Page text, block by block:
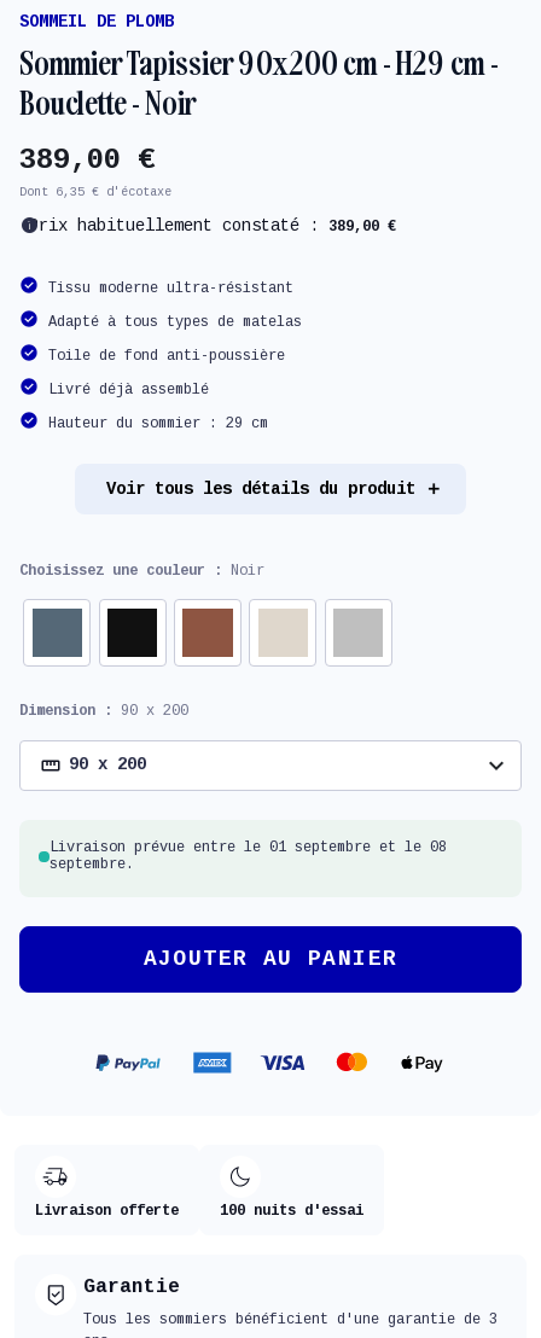
SOMMEIL DE PLOMB
Sommier Tapissier 90x200 cm - H29 cm -
Bouclette - Noir
389,00 €
Dont 6,35 € d'écotaxe
infoPrix habituellement constaté : 389,00 €
Tissu moderne ultra-résistant
Adapté à tous types de matelas
Toile de fond anti-poussière
Livré déjà assemblé
Hauteur du sommier : 29 cm
Voir tous les détails du produit
Choisissez une couleur : Noir
Dimension : 90 x 200
90 x 200 expand_more
Livraison prévue entre le 01 septembre et le 08
septembre.
AJOUTER AU PANIER
Livraison offerte 100 nuits d'essai
Garantie
Tous les sommiers bénéficient d'une garantie de 3